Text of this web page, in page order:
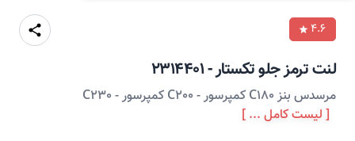
4.6
لنت ترمزجلوتکستار-
2314401
مرسدس بنز C180 کمپرسور - C200 کمپرسور - C230
[ لیست کامل ... ]